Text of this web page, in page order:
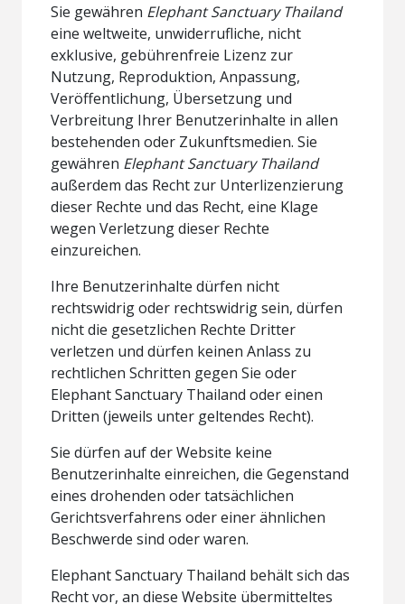
Sie gewähren Elephant Sanctuary Thailand
eine weltweite, unwiderrufliche, nicht
exklusive, gebührenfreie Lizenz zur
Nutzung, Reproduktion, Anpassung,
Veröffentlichung, Übersetzung und
Verbreitung Ihrer Benutzerinhalte in allen
bestehenden oder Zukunftsmedien. Sie
gewähren Elephant Sanctuary Thailand
außerdem das Recht zur Unterlizenzierung
dieser Rechte und das Recht, eine Klage
wegen Verletzung dieser Rechte
einzureichen.
Ihre Benutzerinhalte dürfen nicht
rechtswidrig oder rechtswidrig sein, dürfen
nicht die gesetzlichen Rechte Dritter
verletzen und dürfen keinen Anlass zu
rechtlichen Schritten gegen Sie oder
Elephant Sanctuary Thailand oder einen
Dritten (jeweils unter geltendes Recht).
Sie dürfen auf der Website keine
Benutzerinhalte einreichen, die Gegenstand
eines drohenden oder tatsächlichen
Gerichtsverfahrens oder einer ähnlichen
Beschwerde sind oder waren.
Elephant Sanctuary Thailand behält sich das
Recht vor, an diese Website übermitteltes